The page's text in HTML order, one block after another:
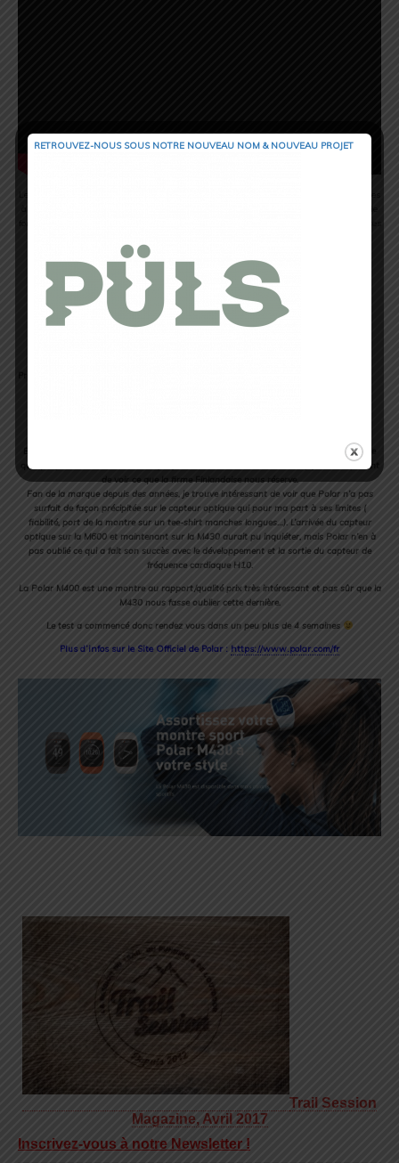
Support des Live Segments de Strava (suivi en direct du segment sur le
vélo).
Des métriques plus complètes lors de l’utilisation d’un capteur de
puissance.
En tant qu’utilisateur régulier d’une Polar V800, je ne peux que me réjouir de la sortie
quelque peu « tardive » de sa remplaçante, même si, comme beaucoup je suis impatient
de voir ce que la firme Finlandaise nous réserve.
Fan de la marque depuis des années, je trouve intéressant de voir que Polar n’a pas
surfait de façon précipitée sur le capteur optique qui pour ma part à ses limites (
fiabilité, port de la montre sur un tee-shirt manches longues…). L’arrivée du capteur
optique sur la M600 et maintenant sur la M430 aurait pu inquiéter, mais Polar n’en à
pas oublié ce qui a fait son succès avec le développement et la sortie du capteur de
fréquence cardiaque H10.
La Polar M400 est une montre au rapport/qualité prix très intéressant et pas sûr que la
M430 nous fasse oublier cette dernière.
Le test a commencé donc rendez vous dans un peu plus de 4 semaines
Plus d’infos sur le Site Officiel de Polar : https://www.polar.com/fr
Trail Session
Magazine, Avril 2017
Inscrivez-vous à notre Newsletter !
RETROUVEZ-NOUS SOUS NOTRE NOUVEAU NOM & NOUVEAU PROJET